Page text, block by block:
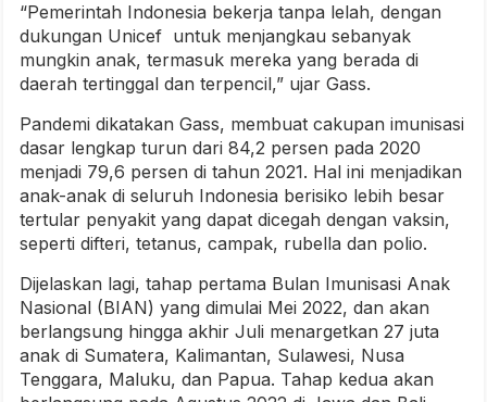
“Pemerintah Indonesia bekerja tanpa lelah, dengan
dukungan Unicef untuk menjangkau sebanyak
mungkin anak, termasuk mereka yang berada di
daerah tertinggal dan terpencil,” ujar Gass.
Pandemi dikatakan Gass, membuat cakupan imunisasi
dasar lengkap turun dari 84,2 persen pada 2020
menjadi 79,6 persen di tahun 2021. Hal ini menjadikan
anak-anak di seluruh Indonesia berisiko lebih besar
tertular penyakit yang dapat dicegah dengan vaksin,
seperti difteri, tetanus, campak, rubella dan polio.
Dijelaskan lagi, tahap pertama Bulan Imunisasi Anak
Nasional (BIAN) yang dimulai Mei 2022, dan akan
berlangsung hingga akhir Juli menargetkan 27 juta
anak di Sumatera, Kalimantan, Sulawesi, Nusa
Tenggara, Maluku, dan Papua. Tahap kedua akan